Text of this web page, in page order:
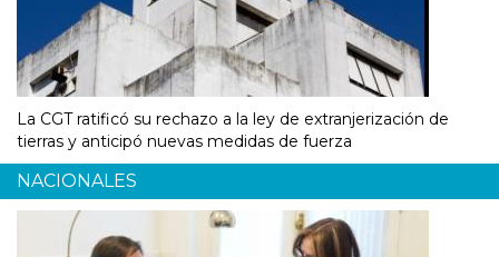
La CGT ratificó su rechazo a la ley de extranjerización de
tierras y anticipó nuevas medidas de fuerza
NACIONALES